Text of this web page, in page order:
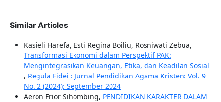
Similar Articles
Kasieli Harefa, Esti Regina Boiliu, Rosniwati Zebua,
Transformasi Ekonomi dalam Perspektif PAK:
Mengintegrasikan Keuangan, Etika, dan Keadilan Sosial
, Regula Fidei : Jurnal Pendidikan Agama Kristen: Vol. 9
No. 2 (2024): September 2024
Aeron Frior Sihombing, PENDIDIKAN KARAKTER DALAM